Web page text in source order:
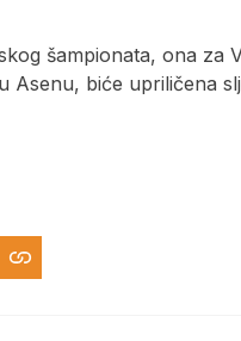
šampionata, ona za
Asenu, biće upriličena